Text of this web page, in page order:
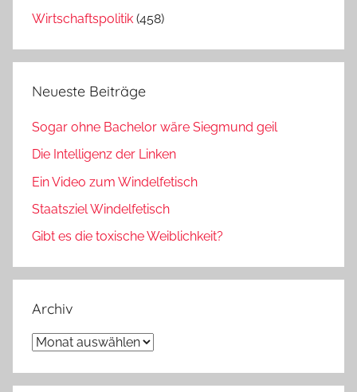
Wirtschaftspolitik (458)
Neueste Beiträge
Sogar ohne Bachelor wäre Siegmund geil
Die Intelligenz der Linken
Ein Video zum Windelfetisch
Staatsziel Windelfetisch
Gibt es die toxische Weiblichkeit?
Archiv
Archiv